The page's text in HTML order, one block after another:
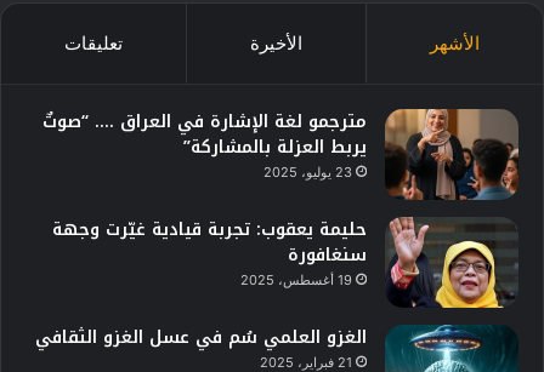
الأشهر الأخيرة تعليقات
مترجمو لغة الإشارة في العراق …. “صوتٌ
يربط العزلة بالمشاركة”
23 يوليو، 2025
حليمة يعقوب: تجربة قيادية غيّرت وجهة
سنغافورة
19 أغسطس، 2025
الغزو العلمي سُم في عسل الغزو الثقافي
21 فبراير، 2025